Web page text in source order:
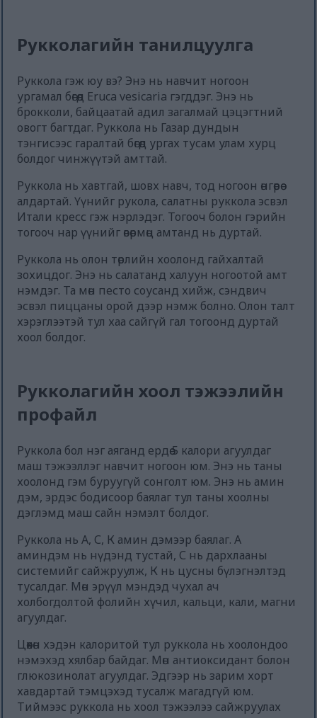
Рукколагийн танилцуулга
Руккола гэж юу вэ? Энэ нь навчит ногоон
ургамал бөгөөд Eruca vesicaria гэгддэг. Энэ нь
брокколи, байцаатай адил загалмай цэцэгтний
овогт багтдаг. Руккола нь Газар дундын
тэнгисээс гаралтай бөгөөд ургах тусам улам хурц
болдог чинжүүтэй амттай.
Руккола нь хавтгай, шовх навч, тод ногоон өнгөөрөө
алдартай. Үүнийг рукола, салатны руккола эсвэл
Итали кресс гэж нэрлэдэг. Тогооч болон гэрийн
тогооч нар үүнийг өвөрмөц амтанд нь дуртай.
Руккола нь олон төрлийн хоолонд гайхалтай
зохицдог. Энэ нь салатанд халуун ногоотой амт
нэмдэг. Та мөн песто соусанд хийж, сэндвич
эсвэл пиццаны орой дээр нэмж болно. Олон талт
хэрэглээтэй тул хаа сайгүй гал тогоонд дуртай
хоол болдог.
Рукколагийн хоол тэжээлийн
профайл
Руккола бол нэг аяганд ердөө 5 калори агуулдаг
маш тэжээллэг навчит ногоон юм. Энэ нь таны
хоолонд гэм буруугүй сонголт юм. Энэ нь амин
дэм, эрдэс бодисоор баялаг тул таны хоолны
дэглэмд маш сайн нэмэлт болдог.
Руккола нь А, С, К амин дэмээр баялаг. А
аминдэм нь нүдэнд тустай, С нь дархлааны
системийг сайжруулж, К нь цусны бүлэгнэлтэд
тусалдаг. Мөн эрүүл мэндэд чухал ач
холбогдолтой фолийн хүчил, кальци, кали, магни
агуулдаг.
Цөөхөн хэдэн калоритой тул руккола нь хоолондоо
нэмэхэд хялбар байдаг. Мөн антиоксидант болон
глюкозинолат агуулдаг. Эдгээр нь зарим хорт
хавдартай тэмцэхэд тусалж магадгүй юм.
Тиймээс руккола нь хоол тэжээлээ сайжруулах